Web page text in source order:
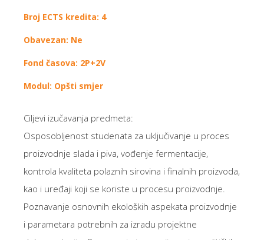
Broj ECTS kredita: 4
Obavezan: Ne
Fond časova: 2P+2V
Modul: Opšti smjer
Ciljevi izučavanja predmeta:
Osposobljenost studenata za uključivanje u proces
proizvodnje slada i piva, vođenje fermentacije,
kontrola kvaliteta polaznih sirovina i finalnih proizvoda,
kao i uređaji koji se koriste u procesu proizvodnje.
Poznavanje osnovnih ekoloških aspekata proizvodnje
i parametara potrebnih za izradu projektne